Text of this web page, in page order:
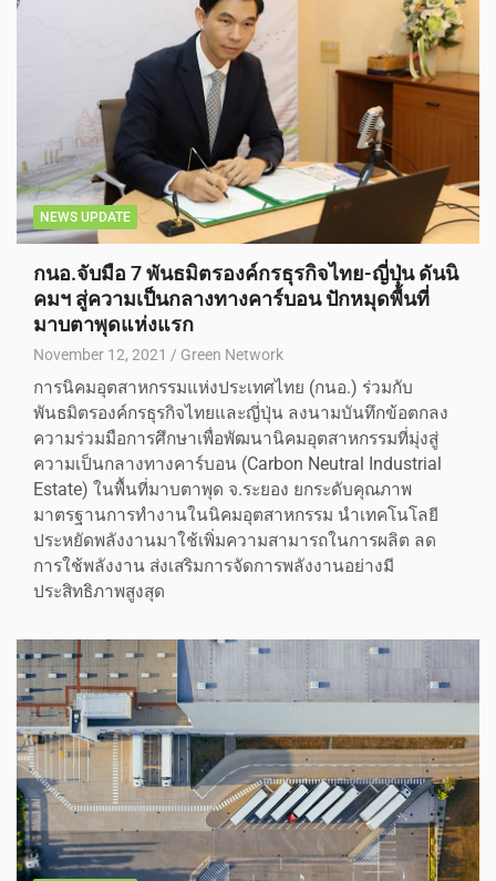
NEWS UPDATE
กนอ.จับมือ 7 พันธมิตรองค์กรธุรกิจไทย-ญี่ปุ่น ดันนิ
คมฯ สู่ความเป็นกลางทางคาร์บอน ปักหมุดพื้นที่
มาบตาพุดแห่งแรก
November 12, 2021 Green Network
การนิคมอุตสาหกรรมแห่งประเทศไทย (กนอ.) ร่วมกับ
พันธมิตรองค์กรธุรกิจไทยและญี่ปุ่น ลงนามบันทึกข้อตกลง
ความร่วมมือการศึกษาเพื่อพัฒนานิคมอุตสาหกรรมที่มุ่งสู่
ความเป็นกลางทางคาร์บอน (Carbon Neutral Industrial
Estate) ในพื้นที่มาบตาพุด จ.ระยอง ยกระดับคุณภาพ
มาตรฐานการทำงานในนิคมอุตสาหกรรม นำเทคโนโลยี
ประหยัดพลังงานมาใช้เพิ่มความสามารถในการผลิต ลด
การใช้พลังงาน ส่งเสริมการจัดการพลังงานอย่างมี
ประสิทธิภาพสูงสุด